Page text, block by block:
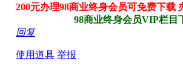
200元办理98商业终身会员可免费下载
98商业终身会员VIP栏目下所有
回复
使用道具 举报